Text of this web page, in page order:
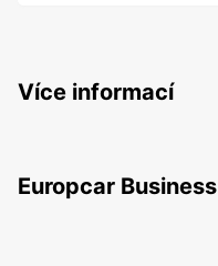
Více informací
Europcar Business